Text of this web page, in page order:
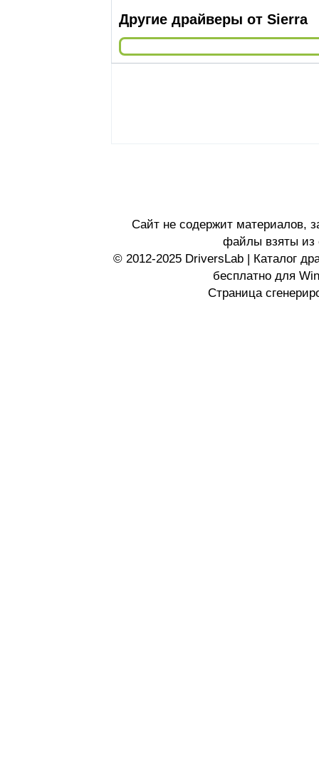
Другие драйверы от Sierra
Сайт не содержит материалов,
файлы взяты из
© 2012-2025 DriversLab | Каталог
бесплатно для
Страница